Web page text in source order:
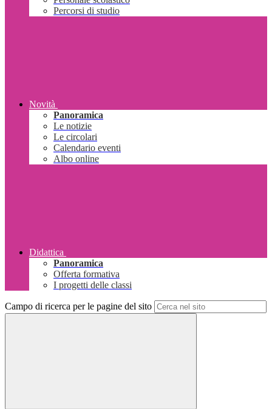
Percorsi di studio
Novità
Panoramica
Le notizie
Le circolari
Calendario eventi
Albo online
Didattica
Panoramica
Offerta formativa
I progetti delle classi
Campo di ricerca per le pagine del sito